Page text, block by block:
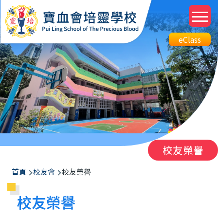
移至主內容
Top
eClass
Btn
eClass
校友榮譽
導
航
連
首頁 校友會 校友榮譽
校友榮譽